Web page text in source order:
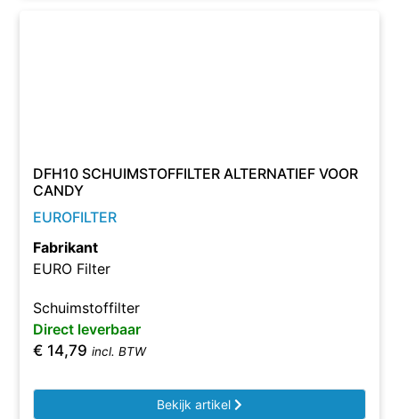
DFH10 SCHUIMSTOFFILTER ALTERNATIEF VOOR
CANDY
EUROFILTER
Fabrikant
EURO Filter
Schuimstoffilter
Direct leverbaar
€ 14,79 incl. BTW
Bekijk artikel